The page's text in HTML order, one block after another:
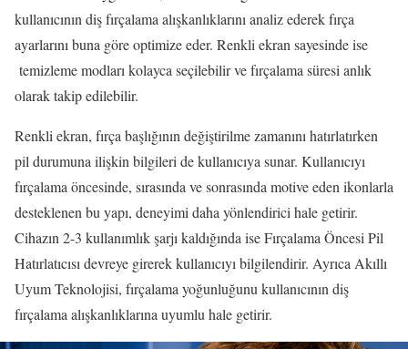
kullanıcının diş fırçalama alışkanlıklarını analiz ederek fırça
ayarlarını buna göre optimize eder. Renkli ekran sayesinde ise
temizleme modları kolayca seçilebilir ve fırçalama süresi anlık
olarak takip edilebilir.
Renkli ekran, fırça başlığının değiştirilme zamanını hatırlatırken
pil durumuna ilişkin bilgileri de kullanıcıya sunar. Kullanıcıyı
fırçalama öncesinde, sırasında ve sonrasında motive eden ikonlarla
desteklenen bu yapı, deneyimi daha yönlendirici hale getirir.
Cihazın 2-3 kullanımlık şarjı kaldığında ise Fırçalama Öncesi Pil
Hatırlatıcısı devreye girerek kullanıcıyı bilgilendirir. Ayrıca Akıllı
Uyum Teknolojisi, fırçalama yoğunluğunu kullanıcının diş
fırçalama alışkanlıklarına uyumlu hale getirir.